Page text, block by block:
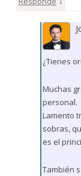
¿Tienes
Muchas
personal.
Lamento
sobras,
es el
También